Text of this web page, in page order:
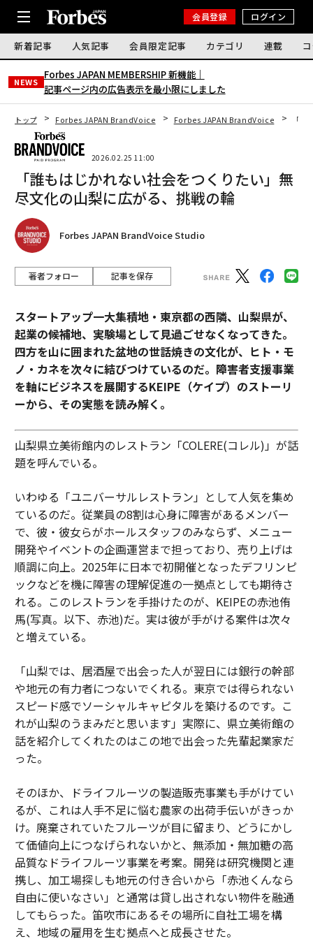
会員登録 ログイン
新着記事 人気記事 会員限定記事 カテゴリ 連載
NEWS
Forbes JAPAN MEMBERSHIP 新機能｜
記事ページ内の広告表示を最小限にしました
トップ Forbes JAPAN BrandVoice Forbes JAPAN BrandVoice 「
2026.02.25 11:00
「誰もはじかれない社会をつくりたい」無
尽文化の山梨に広がる、挑戦の輪
Forbes JAPAN BrandVoice Studio
著者フォロー 記事を保存
スタートアップ一大集積地・東京都の西隣、山梨県が、
起業の候補地、実験場として見過ごせなくなってきた。
四方を山に囲まれた盆地の世話焼きの文化が、ヒト・モ
ノ・カネを次々に結びつけているのだ。障害者支援事業
を軸にビジネスを展開するKEIPE（ケイプ）のストーリ
ーから、その実態を読み解く。
山梨県立美術館内のレストラン「COLERE(コレル)」が話
題を呼んでいる。
いわゆる「ユニバーサルレストラン」として人気を集め
ているのだ。従業員の8割は心身に障害があるメンバー
で、彼・彼女らがホールスタッフのみならず、メニュー
開発やイベントの企画運営まで担っており、売り上げは
順調に向上。2025年に日本で初開催となったデフリンピ
ックなどを機に障害の理解促進の一拠点としても期待さ
れる。このレストランを手掛けたのが、KEIPEの赤池侑
馬(写真。以下、赤池)だ。実は彼が手がける案件は次々
と増えている。
「山梨では、居酒屋で出会った人が翌日には銀行の幹部
や地元の有力者につないでくれる。東京では得られない
スピード感でソーシャルキャピタルを築けるのです。こ
れが山梨のうまみだと思います」実際に、県立美術館の
話を紹介してくれたのはこの地で出会った先輩起業家だ
った。
そのほか、ドライフルーツの製造販売事業も手がけてい
るが、これは人手不足に悩む農家の出荷手伝いがきっか
け。廃棄されていたフルーツが目に留まり、どうにかし
て価値向上につなげられないかと、無添加・無加糖の高
品質なドライフルーツ事業を考案。開発は研究機関と連
携し、加工場探しも地元の付き合いから「赤池くんなら
自由に使いなさい」と通常は貸し出されない物件を融通
してもらった。笛吹市にあるその場所に自社工場を構
え、地域の雇用を生む拠点へと成長させた。